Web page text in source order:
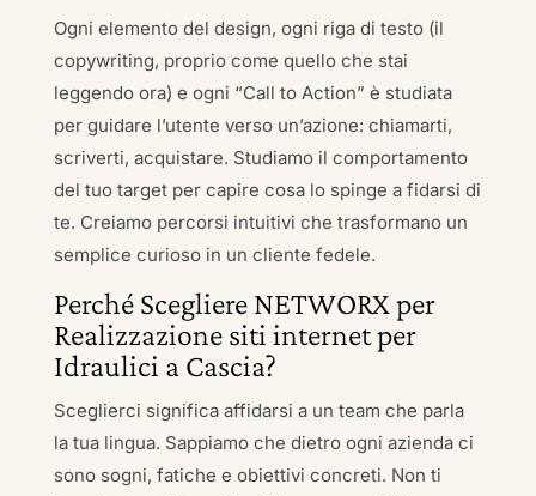
Ogni elemento del design, ogni riga di testo (il
copywriting, proprio come quello che stai
leggendo ora) e ogni “Call to Action” è studiata
per guidare l’utente verso un’azione: chiamarti,
scriverti, acquistare. Studiamo il comportamento
del tuo target per capire cosa lo spinge a fidarsi di
te. Creiamo percorsi intuitivi che trasformano un
semplice curioso in un cliente fedele.
Perché Scegliere NETWORX per
Realizzazione siti internet per
Idraulici a Cascia?
Sceglierci significa affidarsi a un team che parla
la tua lingua. Sappiamo che dietro ogni azienda ci
sono sogni, fatiche e obiettivi concreti. Non ti